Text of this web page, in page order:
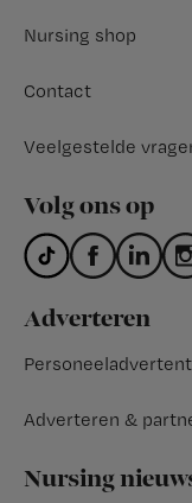
Nursing shop
Contact
Veelgestelde
Volg ons op
Adverteren
Adverteren &
Nursing